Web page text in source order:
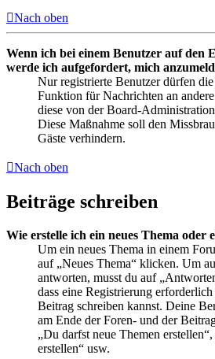
Nach oben
Wenn ich bei einem Benutzer auf den
werde ich aufgefordert, mich
Nur registrierte Benutzer dürfen
Funktion für Nachrichten an
diese von der Board-
Diese Maßnahme soll den
Gäste verhindern.
Nach oben
Beiträge schreiben
Wie erstelle ich ein neues Thema oder
Um ein neues Thema in einem
auf „Neues Thema“ klicken. Um
antworten, musst du auf
dass eine Registrierung
Beitrag schreiben kannst. Deine
am Ende der Foren- und der
„Du darfst neue Themen
erstellen“ usw.